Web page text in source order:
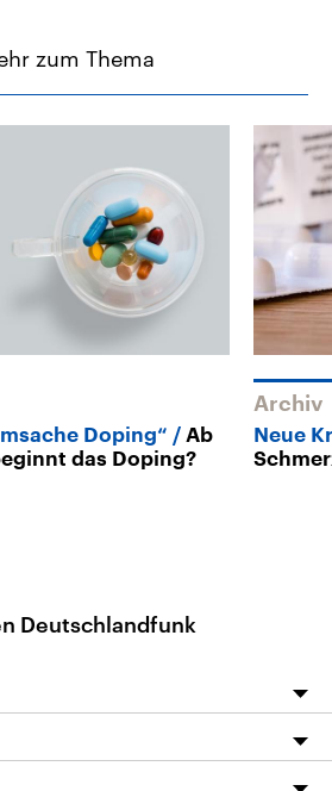
zum Thema
Doping“
Ab
das Doping?
Archiv
Neue
Deutschlandfunk